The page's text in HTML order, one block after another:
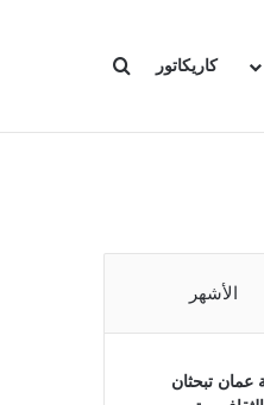
كاريكاتور بحث عن
الأشهر
تبحثان